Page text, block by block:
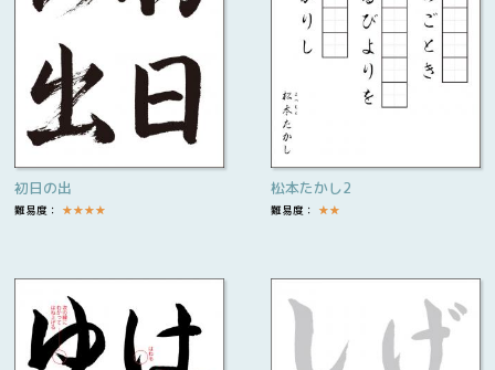
初日の出
難易度： ★★★★
松本たかし2
難易度： ★★